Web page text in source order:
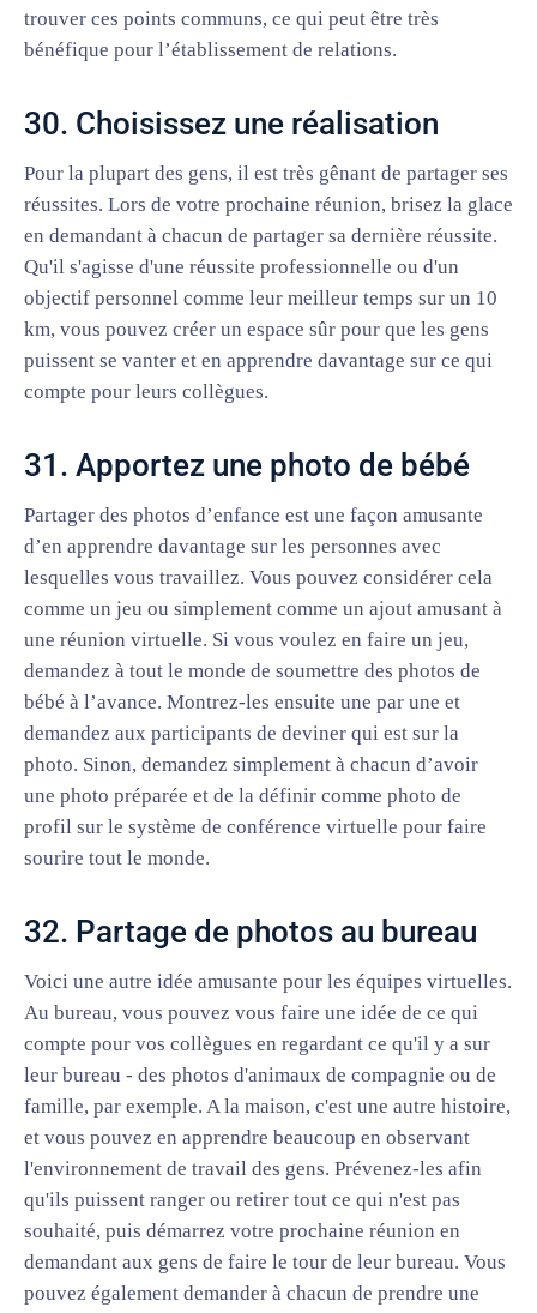
trouver ces points communs, ce qui peut être très
bénéfique pour l’établissement de relations.
30. Choisissez une réalisation
Pour la plupart des gens, il est très gênant de partager ses
réussites. Lors de votre prochaine réunion, brisez la glace
en demandant à chacun de partager sa dernière réussite.
Qu'il s'agisse d'une réussite professionnelle ou d'un
objectif personnel comme leur meilleur temps sur un 10
km, vous pouvez créer un espace sûr pour que les gens
puissent se vanter et en apprendre davantage sur ce qui
compte pour leurs collègues.
31. Apportez une photo de bébé
Partager des photos d’enfance est une façon amusante
d’en apprendre davantage sur les personnes avec
lesquelles vous travaillez. Vous pouvez considérer cela
comme un jeu ou simplement comme un ajout amusant à
une réunion virtuelle. Si vous voulez en faire un jeu,
demandez à tout le monde de soumettre des photos de
bébé à l’avance. Montrez-les ensuite une par une et
demandez aux participants de deviner qui est sur la
photo. Sinon, demandez simplement à chacun d’avoir
une photo préparée et de la définir comme photo de
profil sur le système de conférence virtuelle pour faire
sourire tout le monde.
32. Partage de photos au bureau
Voici une autre idée amusante pour les équipes virtuelles.
Au bureau, vous pouvez vous faire une idée de ce qui
compte pour vos collègues en regardant ce qu'il y a sur
leur bureau - des photos d'animaux de compagnie ou de
famille, par exemple. A la maison, c'est une autre histoire,
et vous pouvez en apprendre beaucoup en observant
l'environnement de travail des gens. Prévenez-les afin
qu'ils puissent ranger ou retirer tout ce qui n'est pas
souhaité, puis démarrez votre prochaine réunion en
demandant aux gens de faire le tour de leur bureau. Vous
pouvez également demander à chacun de prendre une